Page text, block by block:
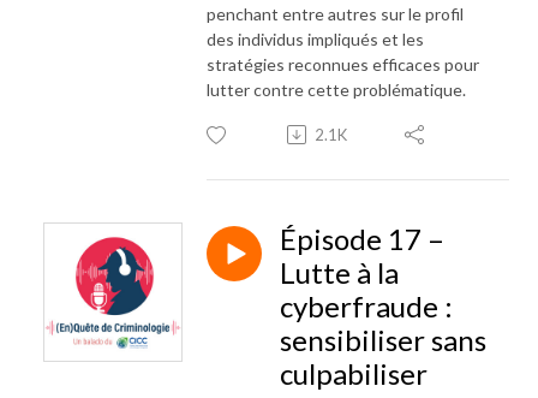
penchant entre autres sur le profil
des individus impliqués et les
stratégies reconnues efficaces pour
lutter contre cette problématique.
2.1K
Épisode 17 –
Lutte à la
cyberfraude :
sensibiliser sans
culpabiliser